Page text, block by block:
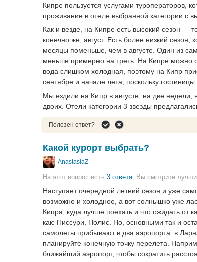
Кипре пользуется услугами туроператоров,
проживание в отеле выбранной категории с
Как и везде, на Кипре есть высокий сезон —
конечно же, август. Есть более низкий
месяцы поменьше, чем в августе. Один из
меньше примерно на треть. На Кипре можно
вода слишком холодная, поэтому на Кипр
сентябре и начале лета, поскольку
Мы ездили на Кипр в августе, на две недели,
двоих. Отели категории 3 звезды
Полезен ответ?
Какой курорт выбрать?
AnastasiaZ
На этот вопрос есть 3 ответа , Вы смотрите
Наступает очередной летний сезон и уже
возможно и холодное, а вот солнышко уже
Кипра, куда лучше поехать и что ожидать от
как: Писсури, Полис. Но, основными так и
самолеты прибывают в два аэропорта: в
планируйте конечную точку перелета.
ближайший аэропорт, чтобы сократить